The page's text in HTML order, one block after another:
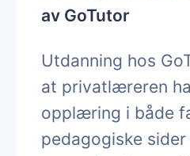
av GoTutor
Utdanning hos
at privatlæreren
opplæring i både
pedagogiske